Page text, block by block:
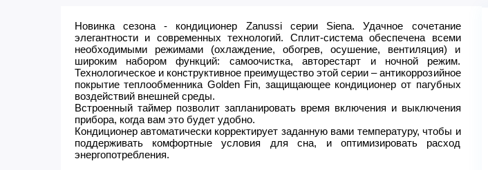
Новинка сезона - кондиционер Zanussi серии Siena. Удачное сочетание
элегантности и современных технологий. Сплит-система обеспечена всеми
необходимыми режимами (охлаждение, обогрев, осушение, вентиляция) и
широким набором функций: самоочистка, авторестарт и ночной режим.
Технологическое и конструктивное преимущество этой серии – антикоррозийное
покрытие теплообменника Golden Fin, защищающее кондиционер от пагубных
воздействий внешней среды.
Встроенный таймер позволит запланировать время включения и выключения
прибора, когда вам это будет удобно.
Кондиционер автоматически корректирует заданную вами температуру, чтобы и
поддерживать комфортные условия для сна, и оптимизировать расход
энергопотребления.